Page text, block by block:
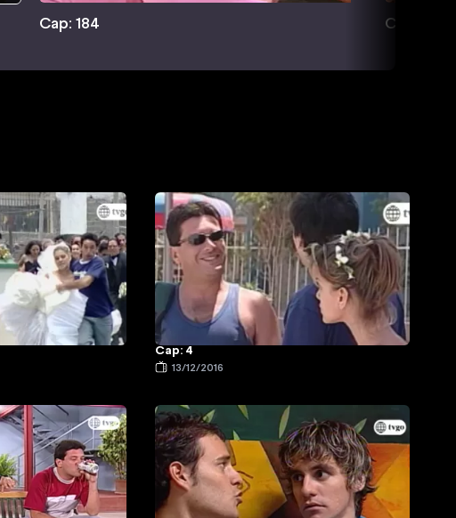
Cap: 184 Cap: 185
Cap: 4
13/12/2016